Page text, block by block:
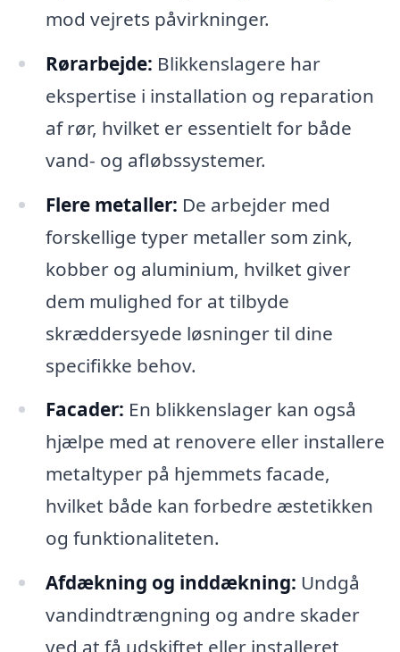
mod vejrets påvirkninger.
Rørarbejde: Blikkenslagere har
ekspertise i installation og reparation
af rør, hvilket er essentielt for både
vand- og afløbssystemer.
Flere metaller: De arbejder med
forskellige typer metaller som zink,
kobber og aluminium, hvilket giver
dem mulighed for at tilbyde
skræddersyede løsninger til dine
specifikke behov.
Facader: En blikkenslager kan også
hjælpe med at renovere eller installere
metaltyper på hjemmets facade,
hvilket både kan forbedre æstetikken
og funktionaliteten.
Afdækning og inddækning: Undgå
vandindtrængning og andre skader
ved at få udskiftet eller installeret